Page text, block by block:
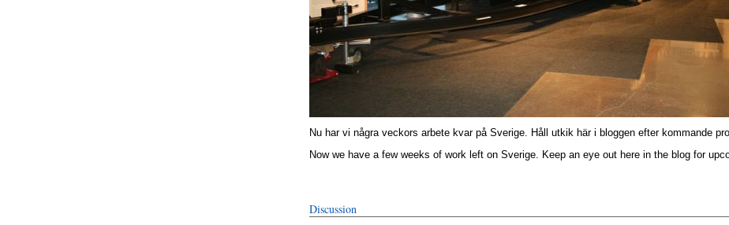
Nu har vi några veckors arbete kvar på Sverige. Håll utkik här i bloggen efter kommande
Now we have a few weeks of work left on Sverige. Keep an eye out here in the blog for
Discussion